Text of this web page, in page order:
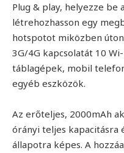
Plug & play, helyezze be
létrehozhasson egy
hotspotot miközben
3G/4G kapcsolatát 10
táblagépek, mobil
egyéb eszközök.
Az erőteljes, 2000mAh
órányi teljes kapacitásra
állapotra képes. A